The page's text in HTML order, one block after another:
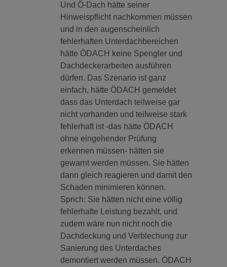
Und Ö-Dach hätte seiner
Hinweispflicht nachkommen müssen
und in den augenscheinlich
fehlerhaften Unterdachbereichen
hätte ÖDACH keine Spengler und
Dachdeckerarbeiten ausführen
dürfen. Das Szenario ist ganz
einfach, hätte ÖDACH gemeldet
dass das Unterdach teilweise gar
nicht vorhanden und teilweise stark
fehlerhaft ist -das hätte ÖDACH
ohne eingehender Prüfung
erkennen müssen- hätten sie
gewarnt werden müssen. Sie hätten
dann gleich reagieren und damit den
Schaden minimieren können.
Sprich: Sie hätten nicht eine völlig
fehlerhafte Leistung bezahlt, und
zudem wäre nun nicht noch die
Dachdeckung und Verblechung zur
Sanierung des Unterdaches
demontiert werden müssen. ÖDACH